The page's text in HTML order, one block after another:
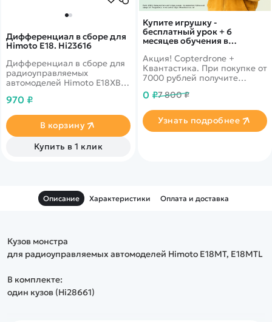
Купите игрушку -
бесплатный урок + 6
месяцев обучения в
Акция! Copterdrone +
Квантастика. При покупке от
7000 рублей получите
нашего партнера
0 ₽7 800 ₽
Узнать подробнее
Дифференциал в сборе для
Himoto E18. Hi23616
Дифференциал в сборе для
радиоуправляемых
автомоделей Himoto E18XB,
E18MTL, E18XTL, E18SCL
970 ₽
В корзину
Купить в 1 клик
Описание Характеристики Оплата и доставка
Кузов монстра
для радиоуправляемых автомоделей Himoto E18MT, E18MTL
В комплекте:
один кузов (Hi28661)